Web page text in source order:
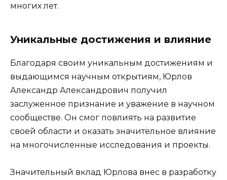
многих лет.
Уникальные достижения и влияние
Благодаря своим уникальным достижениям и
выдающимся научным открытиям, Юрлов
Александр Александрович получил
заслуженное признание и уважение в научном
сообществе. Он смог повлиять на развитие
своей области и оказать значительное влияние
на многочисленные исследования и проекты.
Значительный вклад Юрлова внес в разработку